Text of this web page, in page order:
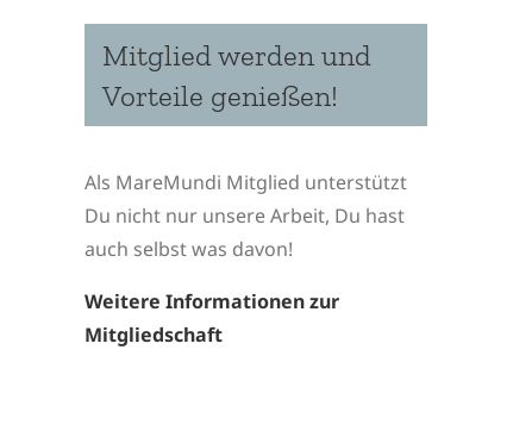
Mitglied werden und
Vorteile genießen!
Als MareMundi Mitglied unterstützt
Du nicht nur unsere Arbeit, Du hast
auch selbst was davon!
Weitere Informationen zur
Mitgliedschaft